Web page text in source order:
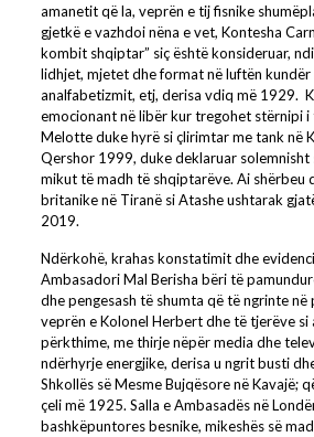
amanetit që la, veprën e tij fisnike
gjetkë e vazhdoi nëna e vet, Kontesha
kombit shqiptar” siç është konsideruar,
lidhjet, mjetet dhe format në luftën kundër
analfabetizmit, etj, derisa vdiq më 1929.
emocionant në libër kur tregohet stërnipi
Melotte duke hyrë si çlirimtar me tank në
Qershor 1999, duke deklaruar
mikut të madh të shqiptarëve. Ai shërbeu
britanike në Tiranë si Atashe ushtarak
2019.
Ndërkohë, krahas konstatimit dhe
Ambasadori Mal Berisha bëri të
dhe pengesash të shumta që të ngrinte
veprën e Kolonel Herbert dhe të tjerëve si
përkthime, me thirje nëpër media dhe
ndërhyrje energjike, derisa u ngrit busti
Shkollës së Mesme Bujqësore në Kavajë;
çeli më 1925. Salla e Ambasadës në
bashkëpuntores besnike, mikeshës së